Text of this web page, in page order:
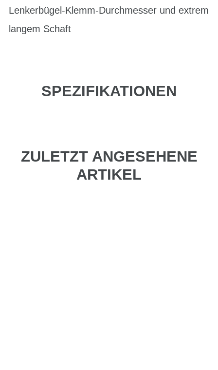
Lenkerbügel-Klemm-Durchmesser und extrem
langem Schaft
SPEZIFIKATIONEN
ZULETZT ANGESEHENE
ARTIKEL